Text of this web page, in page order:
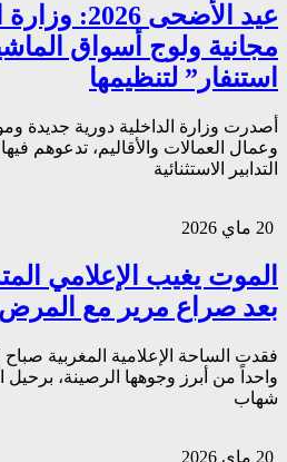
عيد الأضحى
مجانية ولوج أسواق
استنفار” لتنظيمها
أصدرت وزارة الداخلية دورية جديدة
وعمال العمالات والأقاليم، تدعوهم
التدابير الاستثنائية
الموت يغيب الإعلامي
بعد صراع مرير مع المرض
واحداً من أبرز وجوهها الرصينة، برحيل
شهاب